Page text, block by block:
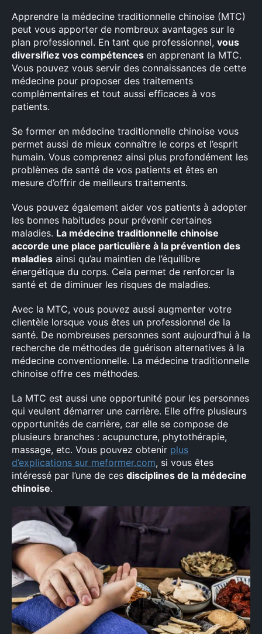
Apprendre la médecine traditionnelle chinoise (MTC)
peut vous apporter de nombreux avantages sur le
plan professionnel. En tant que professionnel, vous
diversifiez vos compétences en apprenant la MTC.
Vous pouvez vous servir des connaissances de cette
médecine pour proposer des traitements
complémentaires et tout aussi efficaces à vos
patients.
Se former en médecine traditionnelle chinoise vous
permet aussi de mieux connaître le corps et l’esprit
humain. Vous comprenez ainsi plus profondément les
problèmes de santé de vos patients et êtes en
mesure d’offrir de meilleurs traitements.
Vous pouvez également aider vos patients à adopter
les bonnes habitudes pour prévenir certaines
maladies. La médecine traditionnelle chinoise
accorde une place particulière à la prévention des
maladies ainsi qu’au maintien de l’équilibre
énergétique du corps. Cela permet de renforcer la
santé et de diminuer les risques de maladies.
Avec la MTC, vous pouvez aussi augmenter votre
clientèle lorsque vous êtes un professionnel de la
santé. De nombreuses personnes sont aujourd’hui à la
recherche de méthodes de guérison alternatives à la
médecine conventionnelle. La médecine traditionnelle
chinoise offre ces méthodes.
La MTC est aussi une opportunité pour les personnes
qui veulent démarrer une carrière. Elle offre plusieurs
opportunités de carrière, car elle se compose de
plusieurs branches : acupuncture, phytothérapie,
massage, etc. Vous pouvez obtenir plus
d’explications sur meformer.com, si vous êtes
intéressé par l’une de ces disciplines de la médecine
chinoise.